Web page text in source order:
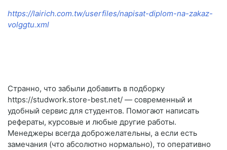
https://lairich.com.tw/userfiles/napisat-diplom-na-zakaz-
volggtu.xml
Странно, что забыли добавить в подборку
https://studwork.store-best.net/ — современный и
удобный сервис для студентов. Помогают написать
рефераты, курсовые и любые другие работы.
Менеджеры всегда доброжелательны, а если есть
замечания (что абсолютно нормально), то оперативно